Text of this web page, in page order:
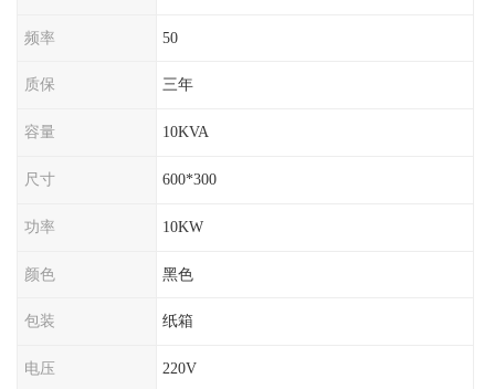
频率 50
质保 三年
容量 10KVA
尺寸 600*300
功率 10KW
颜色 黑色
包装 纸箱
电压 220V